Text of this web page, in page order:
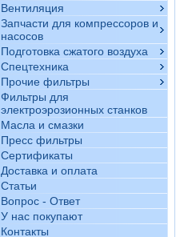
Вентиляция
Запчасти для компрессоров и
насосов
Подготовка сжатого воздуха
Спецтехника
Прочие фильтры
Фильтры для
электроэрозионных станков
Масла и смазки
Пресс фильтры
Сертификаты
Доставка и оплата
Статьи
Вопрос - Ответ
У нас покупают
Контакты